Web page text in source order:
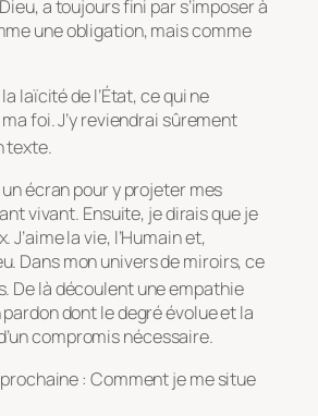
a toujours fini par s’imposer à
une obligation, mais comme
laïcité de l’État, ce qui ne
foi. J’y reviendrai sûrement
texte.
un écran pour y projeter mes
vivant. Ensuite, je dirais que je
J’aime la vie, l’Humain et,
Dans mon univers de miroirs, ce
De là découlent une empathie
dont le degré évolue et la
compromis nécessaire.
: Comment je me situe